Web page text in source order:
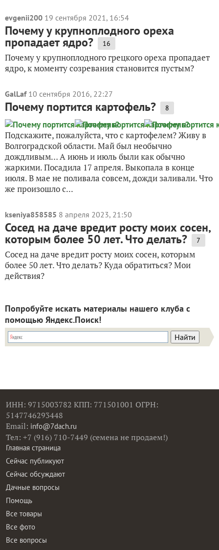
evgenii200 19 сентября 2021, 16:54
Почему у крупноплодного ореха
пропадает ядро? 16
Почему у крупноплодного грецкого ореха пропадает
ядро, к моменту созревания становится пустым?
GalLaf 10 сентября 2016, 22:27
Почему портится картофель? 8
Подскажите, пожалуйста, что с картофелем? Живу в
Волгоградской области. Май был необычно
дождливым… А июнь и июль были как обычно
жаркими. Посадила 17 апреля. Выкопала в конце
июля. В мае не поливала совсем, дожди заливали. Что
же произошло с...
kseniya858585 8 апреля 2023, 21:50
Сосед на даче вредит росту моих сосен,
которым более 50 лет. Что делать? 7
Сосед на даче вредит росту моих сосен, которым
более 50 лет. Что делать? Куда обратиться? Мои
действия?
Попробуйте искать материалы нашего клуба с
помощью Яндекс.Поиск!
ИНН: 9715003782 КПП: 771501001 ОГРН:
5147746293448
Email: info@7dach.ru
Тел: +7 (916) 710-7449 (семена не продаем!)
Главная страница
Сейчас публикуют
Сейчас обсуждают
Дачные вопросы
Помощь
Все товары
Все фото
Все вопросы